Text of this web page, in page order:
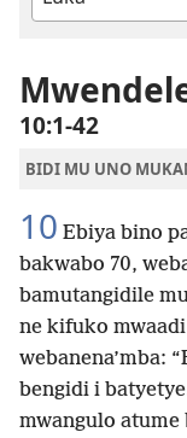
Mukanda
mu
Bible
10:1-42
BIDI MU UNO
10 Ebiya bino
bakwabo 70,
bamutangidile
ne kifuko
webanena’mba:
bengidi i
mwangulo